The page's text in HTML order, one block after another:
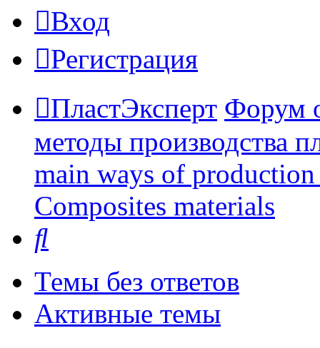
Вход
Регистрация
ПластЭксперт Форум
методы производства
main ways of
Сomposites materials
Темы без ответов
Активные темы